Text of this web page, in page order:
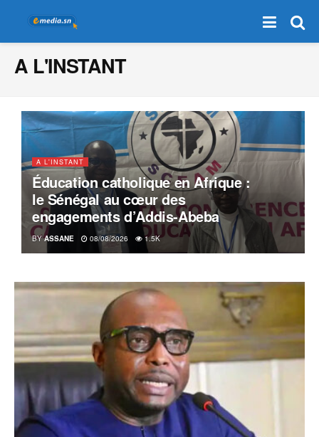
A L'INSTANT
A L'INSTANT
Éducation catholique en Afrique :
le Sénégal au cœur des
engagements d’Addis-Abeba
BY ASSANE 08/08/2026 1.5K